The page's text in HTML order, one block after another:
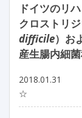
ドイツのリ
クロストリ
difficile）お
産生腸内細
2018.01.31
☆